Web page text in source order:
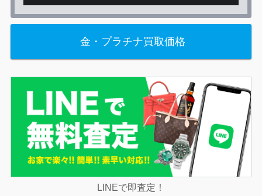
金・プラチナ買取価格
LINEで即査定！